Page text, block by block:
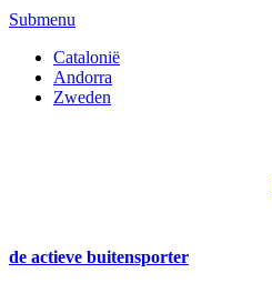
Submenu
Catalonië
Andorra
Zweden
de actieve buitensporter